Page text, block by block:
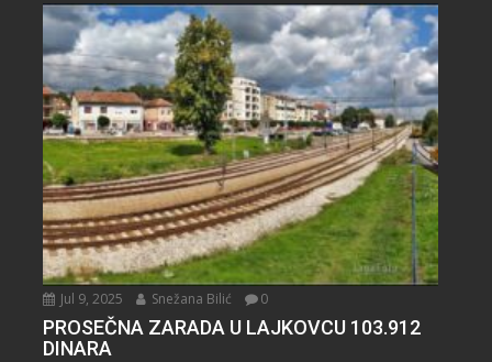
Jul 9, 2025 Snežana Bilić 0
PROSEČNA ZARADA U LAJKOVCU 103.912
DINARA